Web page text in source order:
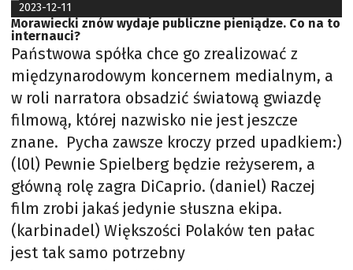
2023-12-11
Morawiecki znów wydaje publiczne pieniądze. Co na to
internauci?
Państwowa spółka chce go zrealizować z
międzynarodowym koncernem medialnym, a
w roli narratora obsadzić światową gwiazdę
filmową, której nazwisko nie jest jeszcze
znane. Pycha zawsze kroczy przed upadkiem:)
(l0l) Pewnie Spielberg będzie reżyserem, a
główną rolę zagra DiCaprio. (daniel) Raczej
film zrobi jakaś jedynie słuszna ekipa.
(karbinadel) Większości Polaków ten pałac
jest tak samo potrzebny